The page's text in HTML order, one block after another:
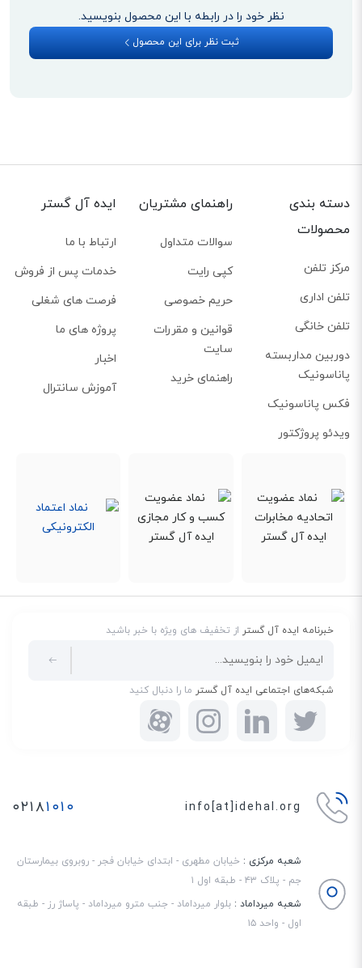
نظر خود را در رابطه با این محصول بنویسید.
ثبت نظر برای این محصول
دسته بندی
محصولات
مرکز تلفن
تلفن اداری
تلفن خانگی
دوربین مداربسته
پاناسونیک
فکس پاناسونیک
ویدئو پروژکتور
راهنمای مشتریان
سوالات متداول
کپی رایت
حریم خصوصی
قوانین و مقررات
سایت
راهنمای خرید
ایده آل گستر
ارتباط با ما
خدمات پس از فروش
فرصت های شغلی
پروژه های ما
اخبار
آموزش سانترال
خبرنامه ایده آل گستراز تخفیف های ویژه با خبر باشید
شبکه‌های اجتماعی ایده آل گسترما را دنبال کنید
info[at]idehal.org ۰۲۱۸۱۰۱۰
شعبه مرکزی : خیابان مطهری - ابتدای خیابان فجر - روبروی بیمارستان
جم - پلاک ۴۳ - طبقه اول ۱
شعبه میرداماد : بلوار میرداماد - جنب مترو میرداماد - پاساژ رز - طبقه
اول - واحد ۱۵